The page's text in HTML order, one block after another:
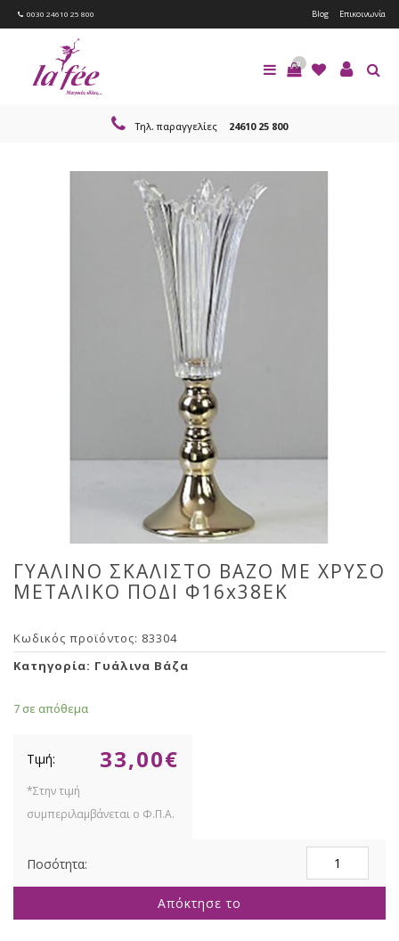
0030 24610 25 800 Blog Επικοινωνία
0
Τηλ. παραγγελίες 24610 25 800
ΓΥΑΛΙΝΟ ΣΚΑΛΙΣΤΟ ΒΑΖΟ ΜΕ ΧΡΥΣΟ
ΜΕΤΑΛΙΚΟ ΠΟΔΙ Φ16x38EK
Κωδικός προϊόντος: 83304
Κατηγορία: Γυάλινα Βάζα
7 σε απόθεμα
33,00€
ΣΚΑΛΙΣΤΟ
ΒΑΖΟ
ΧΡΥΣΟ
Απόκτησε το